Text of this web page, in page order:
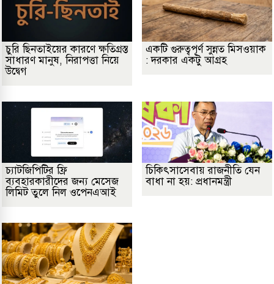
চুরি ছিনতাইয়ের কারণে ক্ষতিগ্রস্ত
সাধারণ মানুষ, নিরাপত্তা নিয়ে
উদ্বেগ
একটি গুরুত্বপূর্ণ সুন্নত মিসওয়াক
: দরকার একটু আগ্রহ
চ্যাটজিপিটির ফ্রি
ব্যবহারকারীদের জন্য মেসেজ
লিমিট তুলে নিল ওপেনএআই
চিকিৎসাসেবায় রাজনীতি যেন
বাধা না হয়: প্রধানমন্ত্রী